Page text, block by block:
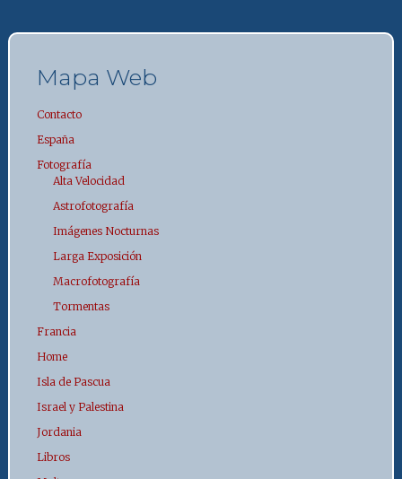
Mapa Web
Contacto
España
Fotografía
Alta Velocidad
Astrofotografía
Imágenes Nocturnas
Larga Exposición
Macrofotografía
Tormentas
Francia
Home
Isla de Pascua
Israel y Palestina
Jordania
Libros